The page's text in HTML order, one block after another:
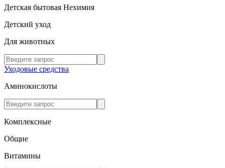
Детская бытовая Нехимия
Детский уход
Для животных
Уходовые средства
Аминокислоты
Комплексные
Общие
Витамины